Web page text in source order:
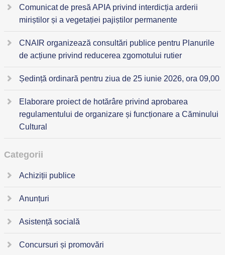
Comunicat de presă APIA privind interdicția arderii
miriștilor și a vegetației pajiștilor permanente
CNAIR organizează consultări publice pentru Planurile
de acțiune privind reducerea zgomotului rutier
Ședință ordinară pentru ziua de 25 iunie 2026, ora 09,00
Elaborare proiect de hotărâre privind aprobarea
regulamentului de organizare și funcționare a Căminului
Cultural
Categorii
Achiziții publice
Anunțuri
Asistență socială
Concursuri și promovări